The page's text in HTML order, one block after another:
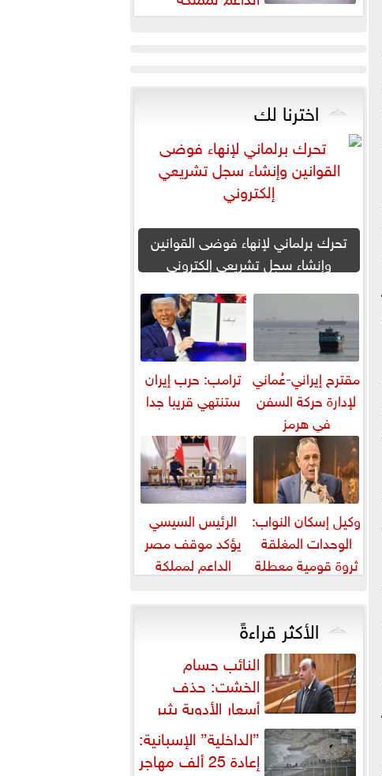
البحرين لحماية أمنها واستقرارها
اخترنا لك
تحرك برلماني لإنهاء فوضى القوانين
وإنشاء سجل تشريعي إلكتروني
مقترح إيراني-عُماني
لإدارة حركة السفن
في هرمز
ترامب: حرب إيران
ستنتهي قريبا جدا
وكيل إسكان النواب:
الوحدات المغلقة
ثروة قومية معطلة
أزمة الإسكان
الرئيس السيسي
يؤكد موقف مصر
الداعم لمملكة
واستقرارها
الأكثر قراءةً
النائب حسام
الخشت: حذف
أسعار الأدوية يثير
إشكالية دستورية ويهدد حق
المواطن...
”الداخلية” الإسبانية:
إعادة 25 ألف مهاجر